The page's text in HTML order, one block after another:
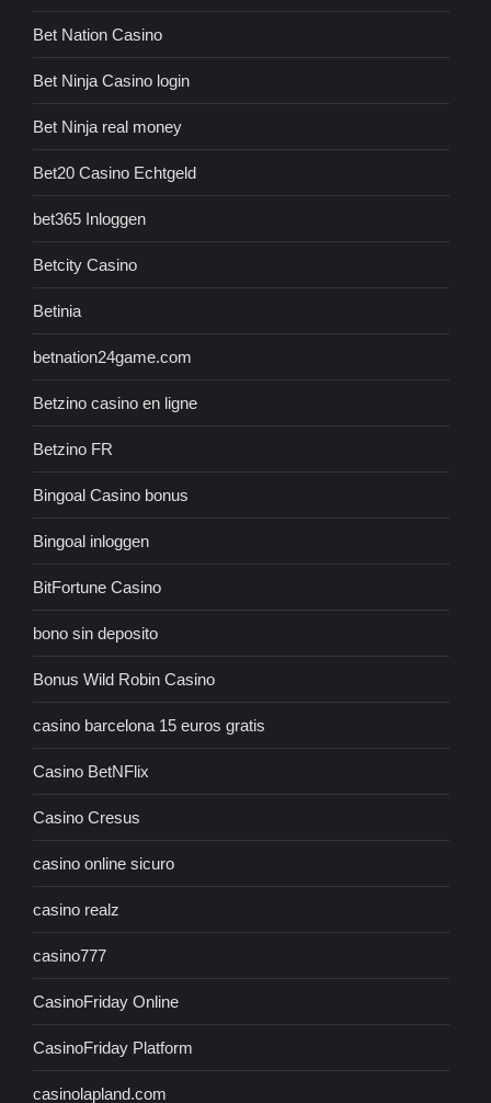
Bet Nation Casino
Bet Ninja Casino login
Bet Ninja real money
Bet20 Casino Echtgeld
bet365 Inloggen
Betcity Casino
Betinia
betnation24game.com
Betzino casino en ligne
Betzino FR
Bingoal Casino bonus
Bingoal inloggen
BitFortune Casino
bono sin deposito
Bonus Wild Robin Casino
casino barcelona 15 euros gratis
Casino BetNFlix
Casino Cresus
casino online sicuro
casino realz
casino777
CasinoFriday Online
CasinoFriday Platform
casinolapland.com